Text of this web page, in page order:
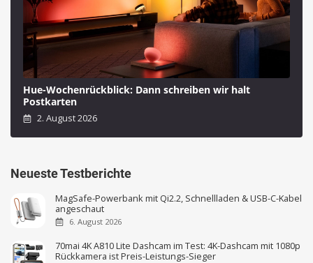
Hue-Wochenrückblick: Dann schreiben wir halt
Postkarten
2. August 2026
Neueste Testberichte
MagSafe-Powerbank mit Qi2.2, Schnellladen & USB-C-Kabel
angeschaut
6. August 2026
70mai 4K A810 Lite Dashcam im Test: 4K-Dashcam mit 1080p
Rückkamera ist Preis-Leistungs-Sieger